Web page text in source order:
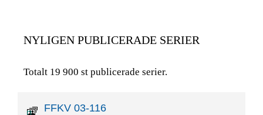
NYLIGEN PUBLICERADE SERIER
Totalt 19 900 st publicerade serier.
FFKV 03-116